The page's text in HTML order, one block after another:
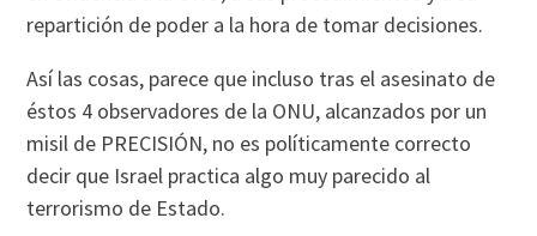
repartición de poder a la hora de tomar decisiones.
Así­ las cosas, parece que incluso tras el asesinato de
éstos 4 observadores de la ONU, alcanzados por un
misil de PRECISIÓN, no es polí­ticamente correcto
decir que Israel practica algo muy parecido al
terrorismo de Estado.